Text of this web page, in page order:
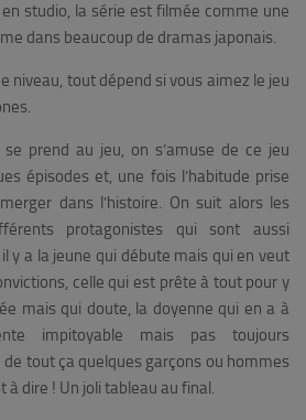
studio, la série est filmée comme une
dans beaucoup de dramas japonais.
niveau, tout dépend si vous aimez le jeu
prend au jeu, on s’amuse de ce jeu
épisodes et, une fois l’habitude prise
dans l’histoire. On suit alors les
protagonistes qui sont aussi
y a la jeune qui débute mais qui en veut
celle qui est prête à tout pour y
mais qui doute, la doyenne qui en a à
impitoyable mais pas toujours
tout ça quelques garçons ou hommes
à dire ! Un joli tableau au final.